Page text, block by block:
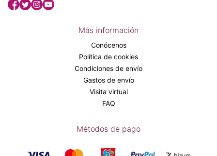
Más información
Conócenos
Política de cookies
Condiciones de envío
Gastos de envío
Visita virtual
FAQ
Métodos de pago